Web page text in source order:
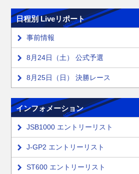
日程別 Liveリポート
事前情報
8月24日（土） 公式予選
8月25日（日） 決勝レース
インフォメーション
JSB1000 エントリーリスト
J-GP2 エントリーリスト
ST600 エントリーリスト